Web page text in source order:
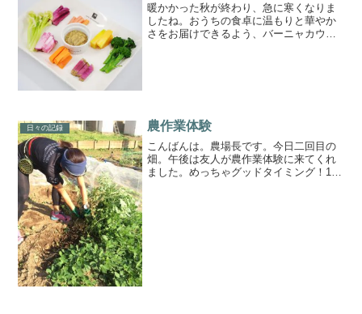
暖かかった秋が終わり、急に寒くなりま
したね。おうちの食卓に温もりと華やか
さをお届けできるよう、バーニャカウダ
日々の記録 農作業体験
こんばんは。農場長です。今日二回目の
畑。午後は友人が農作業体験に来てくれ
ました。めっちゃグッドタイミング！1.